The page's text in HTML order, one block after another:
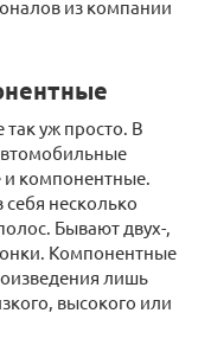
из компании
уж просто. В
и компонентные.
несколько
Бывают двух-,
Компонентные
лишь
высокого или